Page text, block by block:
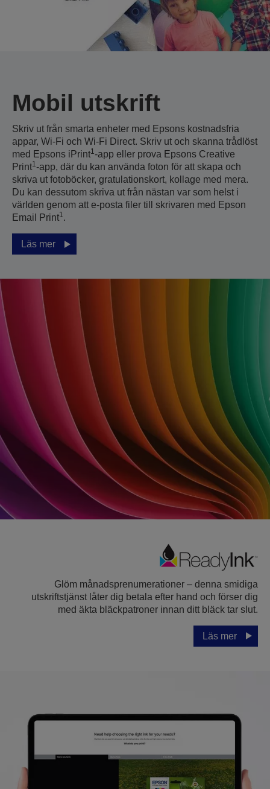
Mobil utskrift
Skriv ut från smarta enheter med Epsons kostnadsfria
appar, Wi-Fi och Wi-Fi Direct. Skriv ut och skanna trådlöst
med Epsons iPrint1-app eller prova Epsons Creative
Print1-app, där du kan använda foton för att skapa och
skriva ut fotoböcker, gratulationskort, kollage med mera.
Du kan dessutom skriva ut från nästan var som helst i
världen genom att e-posta filer till skrivaren med Epson
Email Print1.
Läs mer
Glöm månadsprenumerationer – denna smidiga
utskriftstjänst låter dig betala efter hand och förser dig
med äkta bläckpatroner innan ditt bläck tar slut.
Läs mer